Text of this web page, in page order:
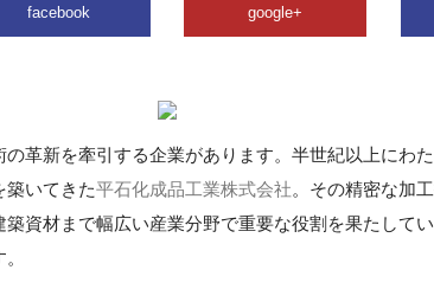
facebook google+
革新を牽引する企業があります。半世紀以上にわ
築いてきた平石化成品工業株式会社。その精密な加
資材まで幅広い産業分野で重要な役割を果たして